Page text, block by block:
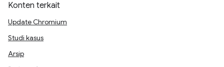
Konten terkait
Update Chromium
Studi kasus
Arsip